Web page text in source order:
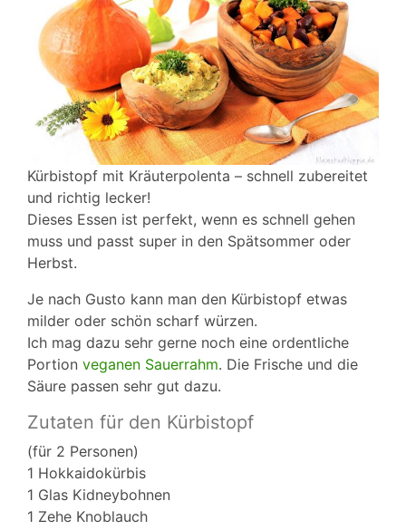
Kürbistopf mit Kräuterpolenta – schnell zubereitet
und richtig lecker!
Dieses Essen ist perfekt, wenn es schnell gehen
muss und passt super in den Spätsommer oder
Herbst.
Je nach Gusto kann man den Kürbistopf etwas
milder oder schön scharf würzen.
Ich mag dazu sehr gerne noch eine ordentliche
Portion veganen Sauerrahm. Die Frische und die
Säure passen sehr gut dazu.
Zutaten für den Kürbistopf
(für 2 Personen)
1 Hokkaidokürbis
1 Glas Kidneybohnen
1 Zehe Knoblauch